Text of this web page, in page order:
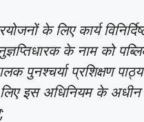
के लिए कार्य
के नाम को
पुनश्चर्या प्रशिक्षण
इस अधिनियम के अधीन